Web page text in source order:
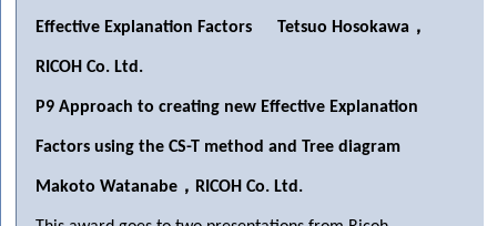
Effective Explanation Factors Tetsuo Hosokawa ，
RICOH Co. Ltd.
P9 Approach to creating new Effective Explanation
Factors using the CS-T method and Tree diagram
Makoto Watanabe ， RICOH Co. Ltd.